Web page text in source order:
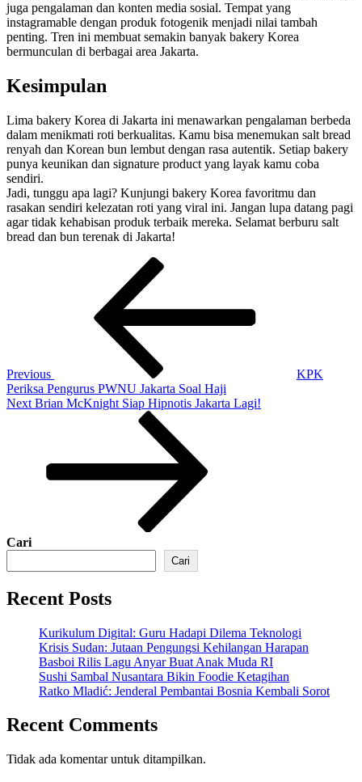
juga pengalaman dan konten media sosial. Tempat yang
instagramable dengan produk fotogenik menjadi nilai tambah
penting. Tren ini membuat semakin banyak bakery Korea
bermunculan di berbagai area Jakarta.
Kesimpulan
Lima bakery Korea di Jakarta ini menawarkan pengalaman berbeda
dalam menikmati roti berkualitas. Kamu bisa menemukan salt bread
renyah dan Korean bun lembut dengan rasa autentik. Setiap bakery
punya keunikan dan signature product yang layak kamu coba
sendiri.
Jadi, tunggu apa lagi? Kunjungi bakery Korea favoritmu dan
rasakan sendiri kelezatan roti yang viral ini. Jangan lupa datang pagi
agar tidak kehabisan produk terbaik mereka. Selamat berburu salt
bread dan bun terenak di Jakarta!
Previous
KPK
Periksa Pengurus PWNU Jakarta Soal Haji
Next
Next Brian McKnight Siap Hipnotis Jakarta Lagi!
Cari
Cari
Recent Posts
Kurikulum Digital: Guru Hadapi Dilema Teknologi
Krisis Sudan: Jutaan Pengungsi Kehilangan Harapan
Basboi Rilis Lagu Anyar Buat Anak Muda RI
Sushi Sambal Nusantara Bikin Foodie Ketagihan
Ratko Mladić: Jenderal Pembantai Bosnia Kembali Sorot
Recent Comments
Tidak ada komentar untuk ditampilkan.